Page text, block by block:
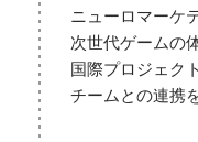
ニューロマーケ
次世代ゲームの
国際プロジェク
チームとの連携